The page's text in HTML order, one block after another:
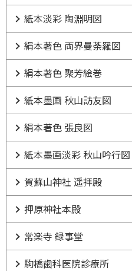
紙本淡彩 陶淵明図
絹本著色 両界曼荼羅図
絹本著色 聚芳絵巻
紙本墨画 秋山訪友図
絹本著色 張良図
紙本墨画淡彩 秋山吟行図
賀蘇山神社 遥拝殿
押原神社本殿
常楽寺 録事堂
駒橋歯科医院診療所